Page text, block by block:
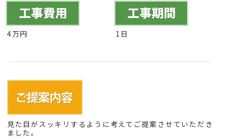
4万円 1日
見た目がスッキリするように考えてご提案させていただき
ました。